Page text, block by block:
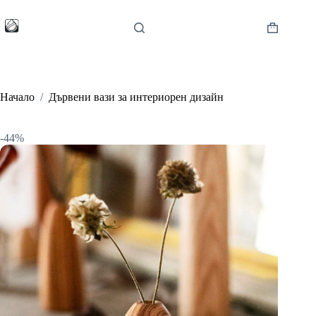
to
content
Shopping
Начало / Дървени вази за интериорен дизайн
-44%